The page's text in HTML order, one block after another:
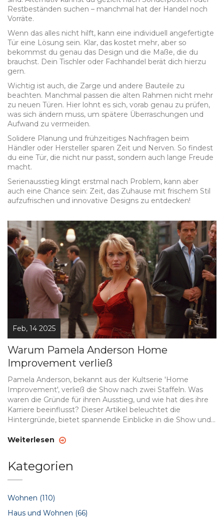
Restbeständen suchen – manchmal hat der Handel noch
Vorräte.
Wenn das alles nicht hilft, kann eine individuell angefertigte
Tür eine Lösung sein. Klar, das kostet mehr, aber so
bekommst du genau das Design und die Maße, die du
brauchst. Dein Tischler oder Fachhandel berät dich hierzu
gern.
Wichtig ist auch, die Zarge und andere Bauteile zu
beachten. Manchmal passen die alten Rahmen nicht mehr
zu neuen Türen. Hier lohnt es sich, vorab genau zu prüfen,
was sich ändern muss, um spätere Überraschungen und
Aufwand zu vermeiden.
Solidere Planung und frühzeitiges Nachfragen beim
Händler oder Hersteller sparen Zeit und Nerven. So findest
du eine Tür, die nicht nur passt, sondern auch lange Freude
macht.
Serienausstieg klingt erstmal nach Problem, kann aber
auch eine Chance sein: Zeit, das Zuhause mit frischem Stil
aufzufrischen und innovative Designs zu entdecken!
Feb, 14 2025
Warum Pamela Anderson Home
Improvement verließ
Pamela Anderson, bekannt aus der Kultserie 'Home
Improvement', verließ die Show nach zwei Staffeln. Was
waren die Gründe für ihren Ausstieg, und wie hat dies ihre
Karriere beeinflusst? Dieser Artikel beleuchtet die
Hintergründe, bietet spannende Einblicke in die Show und
besser zu handhaben.
Weiterlesen
Kategorien
Wohnen (110)
Haus und Wohnen (66)